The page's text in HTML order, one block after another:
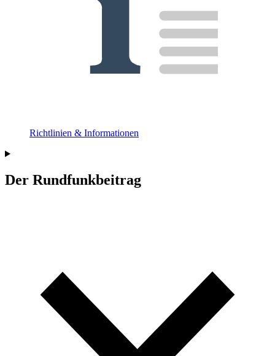
Richtlinien & Informationen
Der Rundfunkbeitrag